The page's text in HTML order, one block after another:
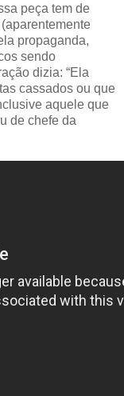
peça tem de
propaganda,
sendo
dizia: “Ela
cassados ou que
aquele que
de chefe da